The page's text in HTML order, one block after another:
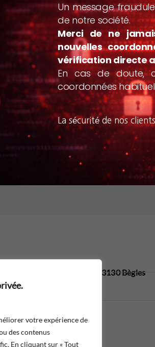
votre expérience de
des contenus
En cliquant sur « Tout
120
: 188, route de Toulouse. 33130 Bègles​
57 35 94 01​
Un message
de notre société.
Merci de ne
nouvelles
vérification directe
En cas de doute,
coordonnées
La sécurité de nos